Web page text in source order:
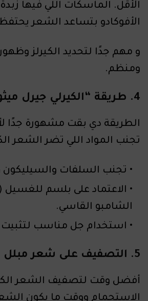
الأقل. الماسكات اللي فيها
الأفوكادو بتساعد الشعر
و مهم جدًا لتحديد الكيرلز
ومنظم.
4. طريقة “الكيرلي جيرل ميثود” CGM
الطريقة دي بقت مشهورة جدًا
تجنب المواد اللي تضر الشعر
تجنب السلفات والسيليكون
الشامبو القاسي.
استخدام جل مناسب لتثبيت
5. التصفيف على شعر مبلل
أفضل وقت لتصفيف الشعر
الاستحمام ووقت ما يكون